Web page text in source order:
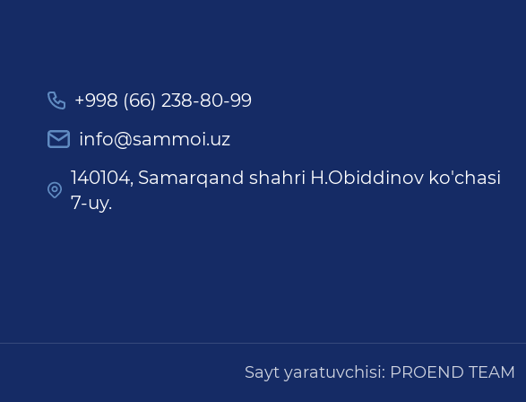
+998 (66) 238-80-99
info@sammoi.uz
140104, Samarqand shahri H.Obiddinov ko'chasi
7-uy.
Sayt yaratuvchisi: PROEND TEAM